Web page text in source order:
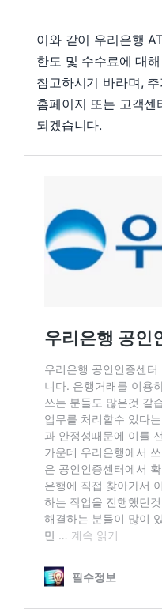
이와 같이 우리은행
한도 및 수수료에 대
참고하시기 바라며,
홈페이지 또는 고객센
되겠습니다.